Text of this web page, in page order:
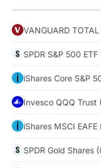
VANGUARD
SPDR S&P 500
iShares Core S&P
Invesco QQQ Trust
iShares MSCI EAFE
SPDR Gold Shares